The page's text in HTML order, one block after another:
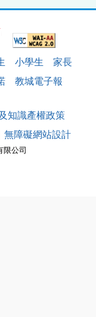
小學生
家長
教城電子報
限公司
知識產權政策
無障礙網站設計